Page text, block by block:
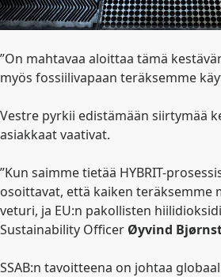
”On mahtavaa aloittaa tämä
myös fossiilivapaan teräksemme
Vestre pyrkii edistämään siirtymää
asiakkaat vaativat.
”Kun saimme tietää HYBRIT-
osoittavat, että kaiken teräksemme
veturi, ja EU:n pakollisten
Sustainability Officer Øyvind
SSAB:n tavoitteena on johtaa